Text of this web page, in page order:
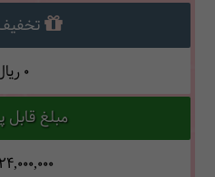
0
مبلغ
24,000,000